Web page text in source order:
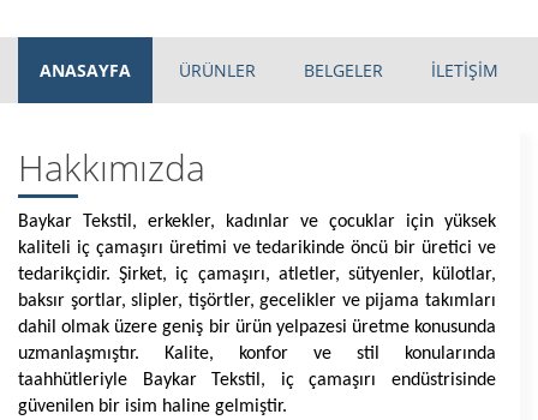
ANASAYFA ÜRÜNLER BELGELER İLETİŞİM
Hakkımızda
Baykar Tekstil, erkekler, kadınlar ve çocuklar için yüksek
kaliteli iç çamaşırı üretimi ve tedarikinde öncü bir üretici ve
tedarikçidir. Şirket, iç çamaşırı, atletler, sütyenler, külotlar,
baksır şortlar, slipler, tişörtler, gecelikler ve pijama takımları
dahil olmak üzere geniş bir ürün yelpazesi üretme konusunda
uzmanlaşmıştır. Kalite, konfor ve stil konularında
taahhütleriyle Baykar Tekstil, iç çamaşırı endüstrisinde
güvenilen bir isim haline gelmiştir.